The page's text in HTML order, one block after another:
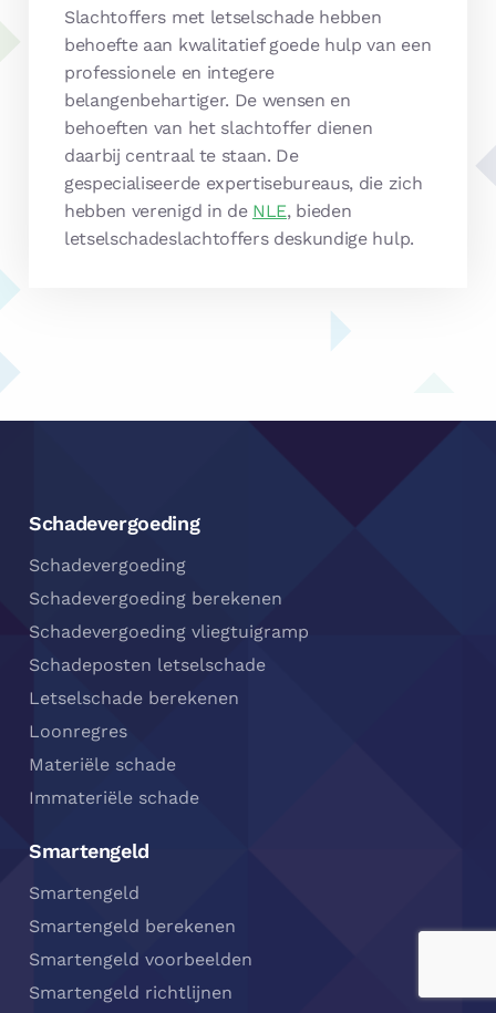
Slachtoffers met letselschade hebben
behoefte aan kwalitatief goede hulp van een
professionele en integere
belangenbehartiger. De wensen en
behoeften van het slachtoffer dienen
daarbij centraal te staan. De
gespecialiseerde expertisebureaus, die zich
hebben verenigd in de NLE, bieden
letselschadeslachtoffers deskundige hulp.
Schadevergoeding
Schadevergoeding
Schadevergoeding berekenen
Schadevergoeding vliegtuigramp
Schadeposten letselschade
Letselschade berekenen
Loonregres
Materiële schade
Immateriële schade
Smartengeld
Smartengeld
Smartengeld berekenen
Smartengeld voorbeelden
Smartengeld richtlijnen